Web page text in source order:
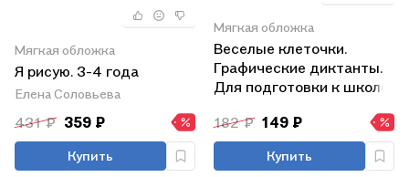
Мягкая обложка
Я рисую. 3-4 года
Елена Соловьева
431 ₽ 359 ₽
Купить
Мягкая обложка
Веселые клеточки.
Графические диктанты.
Для подготовки к школе
182 ₽ 149 ₽
Купить